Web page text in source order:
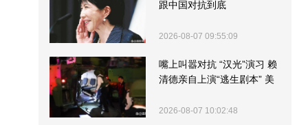
跟中国对抗到底
2026-08-07 09:55:09
嘴上叫嚣对抗 “汉光”演习 赖
清德亲自上演“逃生剧本” 美
2026-08-07 10:02:48